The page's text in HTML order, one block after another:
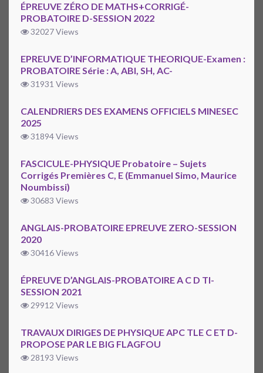
ÉPREUVE ZÉRO DE MATHS+CORRIGÉ-
PROBATOIRE D-SESSION 2022
32027 Views
EPREUVE D’INFORMATIQUE THEORIQUE-Examen :
PROBATOIRE Série : A, ABI, SH, AC-
31931 Views
CALENDRIERS DES EXAMENS OFFICIELS MINESEC
2025
31894 Views
FASCICULE-PHYSIQUE Probatoire – Sujets
Corrigés Premières C, E (Emmanuel Simo, Maurice
Noumbissi)
30683 Views
ANGLAIS-PROBATOIRE EPREUVE ZERO-SESSION
2020
30416 Views
ÉPREUVE D’ANGLAIS-PROBATOIRE A C D TI-
SESSION 2021
29912 Views
TRAVAUX DIRIGES DE PHYSIQUE APC TLE C ET D-
PROPOSE PAR LE BIG FLAGFOU
28193 Views